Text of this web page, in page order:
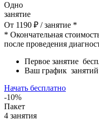
Одно
занятие
От 1190 ₽ / занятие *
* Окончательная
после проведения
Первое занятие
Ваш график занятий
Начать бесплатно
-10%
Пакет
4 занятия